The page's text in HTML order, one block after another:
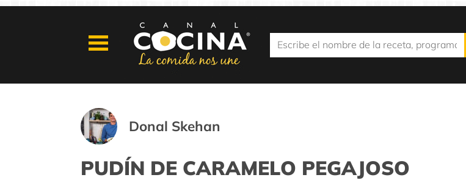
Donal Skehan
PUDÍN DE CARAMELO PEGAJOSO